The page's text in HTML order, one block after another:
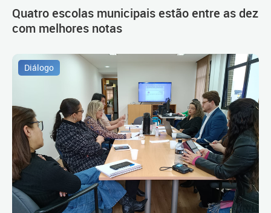
Quatro escolas municipais estão entre as dez
com melhores notas
Diálogo